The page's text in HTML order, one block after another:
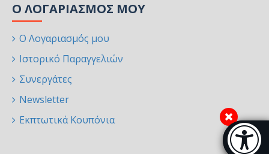
Μπάρα
Ο ΛΟΓΑΡΙΑΣΜΌΣ ΜΟΥ
Ο Λογαριασμός μου
Ιστορικό Παραγγελιών
Συνεργάτες
Newsletter
Εκπτωτικά Κουπόνια